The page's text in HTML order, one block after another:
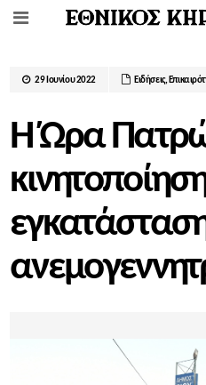
29 Ιουνίου 2022 Ειδήσεις,
Η Ώρα